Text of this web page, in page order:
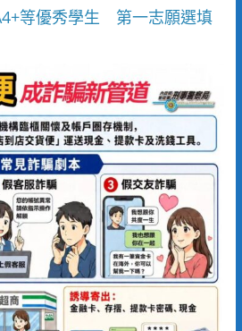
等優秀學生 第一志願選填